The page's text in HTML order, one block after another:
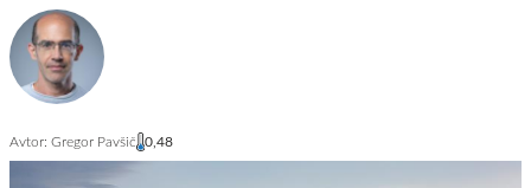
Avtor: Gregor Pavšič 0,48